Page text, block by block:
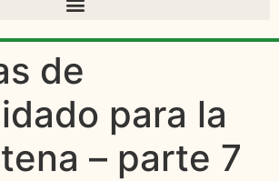
de
para la
– parte 7